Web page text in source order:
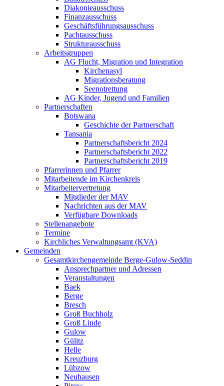
Diakonieausschuss
Finanzausschuss
Geschäftsführungsausschuss
Pachtausschuss
Strukturausschuss
Arbeitsgruppen
AG Flucht, Migration und Integration
Kirchenasyl
Migrationsberatung
Seenotrettung
AG Kinder, Jugend und Familien
Partnerschaften
Botswana
Geschichte der Partnerschaft
Tansania
Partnerschaftsbericht 2024
Partnerschaftsbericht 2022
Partnerschaftsbericht 2019
Pfarrerinnen und Pfarrer
Mitarbeitende im Kirchenkreis
Mitarbeitervertretung
Mitglieder der MAV
Nachrichten aus der MAV
Verfügbare Downloads
Stellenangebote
Termine
Kirchliches Verwaltungsamt (KVA)
Gemeinden
Gesamtkirchengemeinde Berge-Gulow-Seddin
Ansprechpartner und Adressen
Veranstaltungen
Baek
Berge
Bresch
Groß Buchholz
Groß Linde
Gulow
Gülitz
Helle
Kreuzburg
Lübzow
Neuhausen